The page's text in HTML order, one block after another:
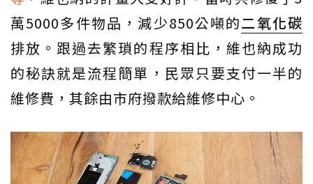
萬5000多件物品，減少850公噸的二氧化碳
排放。跟過去繁瑣的程序相比，維也納成功
的秘訣就是流程簡單，民眾只要支付一半的
維修費，其餘由市府撥款給維修中心。